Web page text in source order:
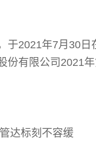
于2021年7月30
有限公司2021年